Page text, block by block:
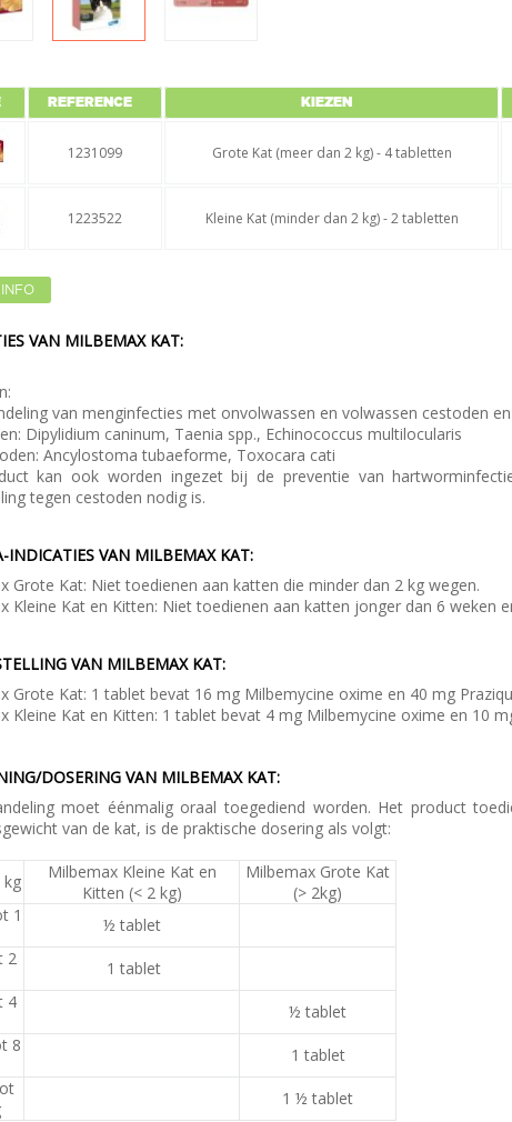
REFERENCE KIEZEN
1231099 Grote Kat (meer dan 2 kg) - 4 tabletten
1223522 Kleine Kat (minder dan 2 kg) - 2 tabletten
VAN MILBEMAX KAT:
van menginfecties met onvolwassen en volwassen cestoden
Dipylidium caninum, Taenia spp., Echinococcus multilocularis
Ancylostoma tubaeforme, Toxocara cati
kan ook worden ingezet bij de preventie van
tegen cestoden nodig is.
INDICATIES VAN MILBEMAX KAT:
Grote Kat: Niet toedienen aan katten die minder dan 2 kg wegen.
Kleine Kat en Kitten: Niet toedienen aan katten jonger dan 6 weken
VAN MILBEMAX KAT:
Grote Kat: 1 tablet bevat 16 mg Milbemycine oxime en 40 mg
Kleine Kat en Kitten: 1 tablet bevat 4 mg Milbemycine oxime en 10
DOSERING VAN MILBEMAX KAT:
moet éénmalig oraal toegediend worden. Het product
van de kat, is de praktische dosering als volgt:
kg
Milbemax Kleine Kat en
Kitten (< 2 kg)
Milbemax Grote Kat
(> 2kg)
1
½ tablet
2
1 tablet
4
½ tablet
8
1 tablet
1 ½ tablet